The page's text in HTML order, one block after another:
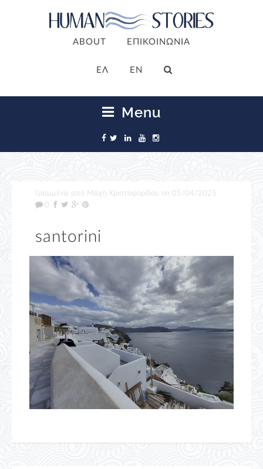
ABOUT ΕΠΙΚΟΙΝΩΝΙΑ
ΕΛ EN
Menu
Γραμμένα από Μάχη Χριστοφορίδου on 05/04/2025
0
santorini